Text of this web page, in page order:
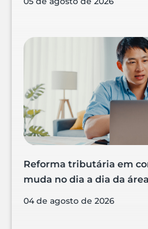
Reforma tributária em
muda no dia a dia da área
04 de agosto de 2026